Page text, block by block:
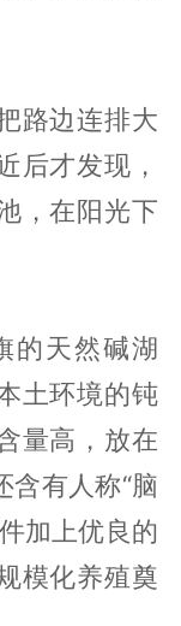
路边连排大
后才发现，
，在阳光下
的天然碱湖
土环境的钝
量高，放在
含有人称“脑
加上优良的
模化养殖奠